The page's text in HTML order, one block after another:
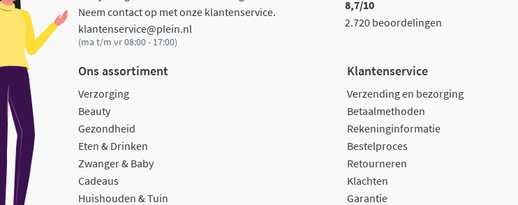
Neem contact op met onze klantenservice.
klantenservice@plein.nl
(ma t/m vr 08:00 - 17:00)
8,7/10
2.720 beoordelingen
Ons assortiment
Verzorging
Beauty
Gezondheid
Eten & Drinken
Zwanger & Baby
Cadeaus
Huishouden & Tuin
Klantenservice
Verzending en bezorging
Betaalmethoden
Rekeninginformatie
Bestelproces
Retourneren
Klachten
Garantie